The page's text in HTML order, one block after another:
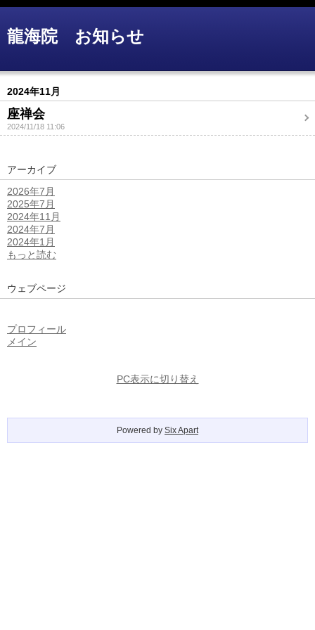
龍海院 お知らせ
2024年11月
座禅会
2024/11/18 11:06
アーカイブ
2026年7月
2025年7月
2024年11月
2024年7月
2024年1月
もっと読む
ウェブページ
プロフィール
メイン
PC表示に切り替え
Powered by Six Apart